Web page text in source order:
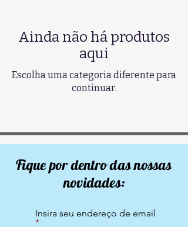
Ainda não há produtos
aqui
Escolha uma categoria diferente para
continuar.
Fique por dentro das nossas
novidades:
Insira seu endereço de email